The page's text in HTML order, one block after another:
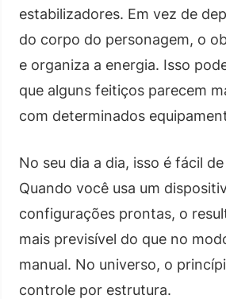
estabilizadores. Em vez de
do corpo do personagem, o
e organiza a energia. Isso
que alguns feitiços parecem
com determinados
No seu dia a dia, isso é fácil
Quando você usa um
configurações prontas, o
mais previsível do que no
manual. No universo, o
controle por estrutura.